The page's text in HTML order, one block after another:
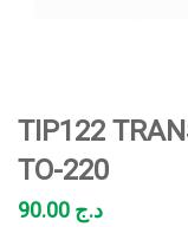
TIP122
TO-220
د.ج